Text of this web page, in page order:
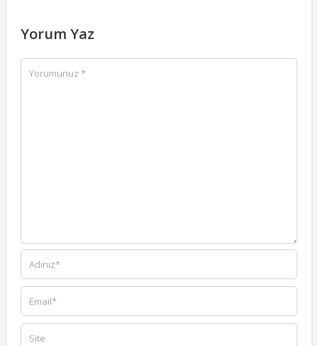
Yorum Yaz